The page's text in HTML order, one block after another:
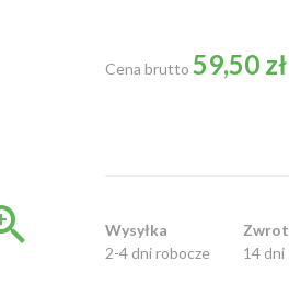
Cena brutto 59,50 zł
Wysyłka
2-4 dni robocze
Zwrot
14 dni